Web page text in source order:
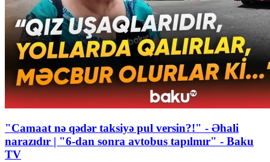
"Camaat nə qədər taksiyə pul versin?!" - Əhali
narazıdır | "6-dan sonra avtobus tapılmır" - Baku
TV